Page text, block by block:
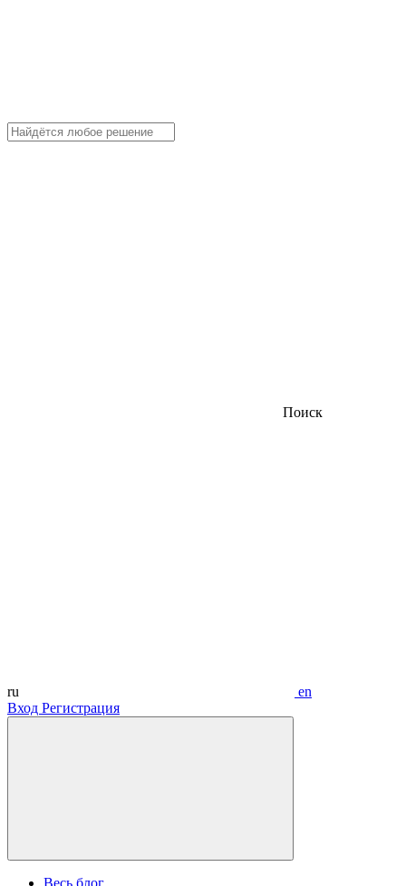
Поиск
ru
en
Вход Регистрация
Весь блог